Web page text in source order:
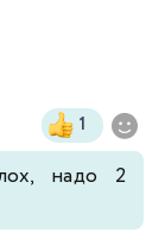
1
надо 2